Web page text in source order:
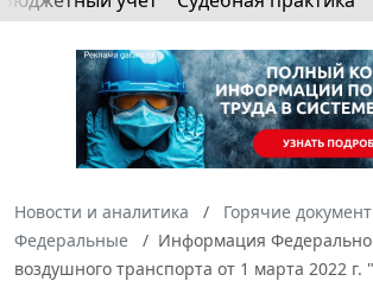
Новости и аналитика
Горячие
Федеральные
Информация
воздушного транспорта от 1 марта 2022